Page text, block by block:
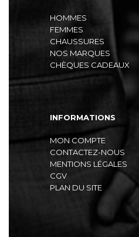
HOMMES
FEMMES
CHAUSSURES
NOS MARQUES
CHÈQUES CADEAUX
INFORMATIONS
MON COMPTE
CONTACTEZ-NOUS
MENTIONS LÉGALES
CGV
PLAN DU SITE